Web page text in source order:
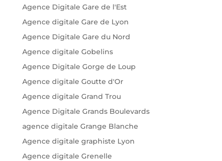
Agence Digitale Gare de l'Est
Agence digitale Gare de Lyon
Agence Digitale Gare du Nord
Agence digitale Gobelins
Agence Digitale Gorge de Loup
Agence digitale Goutte d'Or
Agence digitale Grand Trou
Agence Digitale Grands Boulevards
agence digitale Grange Blanche
Agence digitale graphiste Lyon
Agence digitale Grenelle